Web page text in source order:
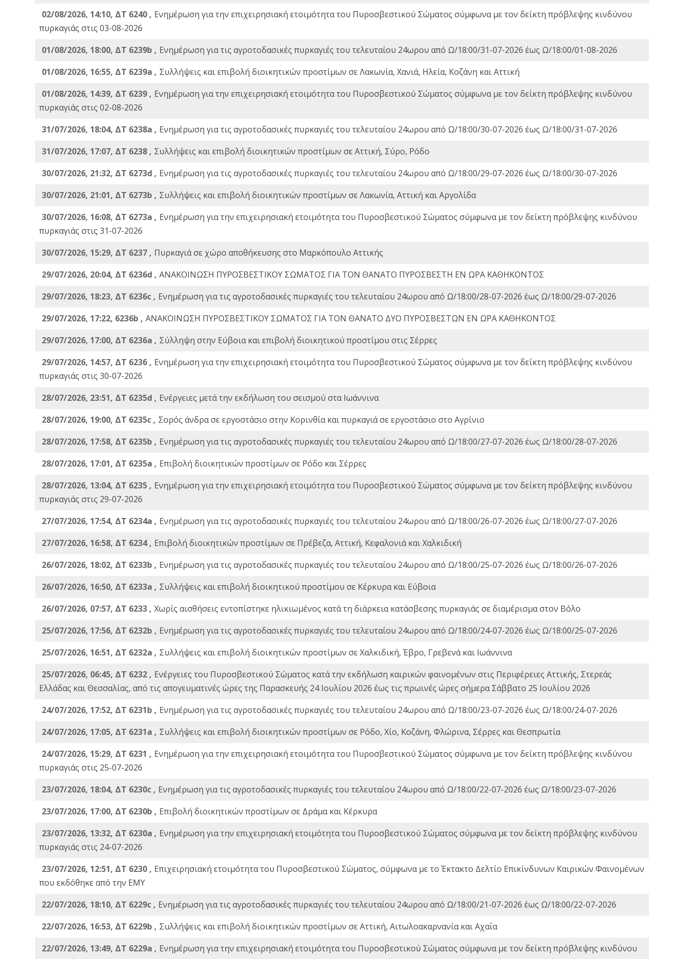
02/08/2026, 14:10, ΔΤ 6240 , Ενημέρωση για την επιχειρησιακή ετοιμότητα του Πυροσβεστικού Σώματος σύμφωνα με τον δείκτη πρόβλεψης κινδύνου
πυρκαγιάς στις 03-08-2026
01/08/2026, 18:00, ΔΤ 6239b , Ενημέρωση για τις αγροτοδασικές πυρκαγιές του τελευταίου 24ωρου από Ω/18:00/31-07-2026 έως Ω/18:00/01-08-2026
01/08/2026, 16:55, ΔΤ 6239a , Συλλήψεις και επιβολή διοικητικών προστίμων σε Λακωνία, Χανιά, Ηλεία, Κοζάνη και Αττική
01/08/2026, 14:39, ΔΤ 6239 , Ενημέρωση για την επιχειρησιακή ετοιμότητα του Πυροσβεστικού Σώματος σύμφωνα με τον δείκτη πρόβλεψης κινδύνου
πυρκαγιάς στις 02-08-2026
31/07/2026, 18:04, ΔΤ 6238a , Ενημέρωση για τις αγροτοδασικές πυρκαγιές του τελευταίου 24ωρου από Ω/18:00/30-07-2026 έως Ω/18:00/31-07-2026
31/07/2026, 17:07, ΔΤ 6238 , Συλλήψεις και επιβολή διοικητικών προστίμων σε Αττική, Σύρο, Ρόδο
30/07/2026, 21:32, ΔΤ 6273d , Ενημέρωση για τις αγροτοδασικές πυρκαγιές του τελευταίου 24ωρου από Ω/18:00/29-07-2026 έως Ω/18:00/30-07-2026
30/07/2026, 21:01, ΔΤ 6273b , Συλλήψεις και επιβολή διοικητικών προστίμων σε Λακωνία, Αττική και Αργολίδα
30/07/2026, 16:08, ΔΤ 6273a , Ενημέρωση για την επιχειρησιακή ετοιμότητα του Πυροσβεστικού Σώματος σύμφωνα με τον δείκτη πρόβλεψης κινδύνου
πυρκαγιάς στις 31-07-2026
30/07/2026, 15:29, ΔΤ 6237 , Πυρκαγιά σε χώρο αποθήκευσης στο Μαρκόπουλο Αττικής
29/07/2026, 20:04, ΔΤ 6236d , ΑΝΑΚΟΙΝΩΣΗ ΠΥΡΟΣΒΕΣΤΙΚΟΥ ΣΩΜΑΤΟΣ ΓΙΑ ΤΟΝ ΘΑΝΑΤΟ ΠΥΡΟΣΒΕΣΤΗ ΕΝ ΩΡΑ ΚΑΘΗΚΟΝΤΟΣ
29/07/2026, 18:23, ΔΤ 6236c , Ενημέρωση για τις αγροτοδασικές πυρκαγιές του τελευταίου 24ωρου από Ω/18:00/28-07-2026 έως Ω/18:00/29-07-2026
29/07/2026, 17:22, 6236b , ΑΝΑΚΟΙΝΩΣΗ ΠΥΡΟΣΒΕΣΤΙΚΟΥ ΣΩΜΑΤΟΣ ΓΙΑ ΤΟΝ ΘΑΝΑΤΟ ΔΥΟ ΠΥΡΟΣΒΕΣΤΩΝ ΕΝ ΩΡΑ ΚΑΘΗΚΟΝΤΟΣ
29/07/2026, 17:00, ΔΤ 6236a , Σύλληψη στην Εύβοια και επιβολή διοικητικού προστίμου στις Σέρρες
29/07/2026, 14:57, ΔΤ 6236 , Ενημέρωση για την επιχειρησιακή ετοιμότητα του Πυροσβεστικού Σώματος σύμφωνα με τον δείκτη πρόβλεψης κινδύνου
πυρκαγιάς στις 30-07-2026
28/07/2026, 23:51, ΔΤ 6235d , Ενέργειες μετά την εκδήλωση του σεισμού στα Ιωάννινα
28/07/2026, 19:00, ΔΤ 6235c , Σορός άνδρα σε εργοστάσιο στην Κορινθία και πυρκαγιά σε εργοστάσιο στο Αγρίνιο
28/07/2026, 17:58, ΔΤ 6235b , Ενημέρωση για τις αγροτοδασικές πυρκαγιές του τελευταίου 24ωρου από Ω/18:00/27-07-2026 έως Ω/18:00/28-07-2026
28/07/2026, 17:01, ΔΤ 6235a , Eπιβολή διοικητικών προστίμων σε Ρόδο και Σέρρες
28/07/2026, 13:04, ΔΤ 6235 , Ενημέρωση για την επιχειρησιακή ετοιμότητα του Πυροσβεστικού Σώματος σύμφωνα με τον δείκτη πρόβλεψης κινδύνου
πυρκαγιάς στις 29-07-2026
27/07/2026, 17:54, ΔΤ 6234a , Ενημέρωση για τις αγροτοδασικές πυρκαγιές του τελευταίου 24ωρου από Ω/18:00/26-07-2026 έως Ω/18:00/27-07-2026
27/07/2026, 16:58, ΔΤ 6234 , Eπιβολή διοικητικών προστίμων σε Πρέβεζα, Αττική, Κεφαλονιά και Χαλκιδική
26/07/2026, 18:02, ΔΤ 6233b , Ενημέρωση για τις αγροτοδασικές πυρκαγιές του τελευταίου 24ωρου από Ω/18:00/25-07-2026 έως Ω/18:00/26-07-2026
26/07/2026, 16:50, ΔΤ 6233a , Συλλήψεις και επιβολή διοικητικού προστίμου σε Κέρκυρα και Εύβοια
26/07/2026, 07:57, ΔΤ 6233 , Χωρίς αισθήσεις εντοπίστηκε ηλικιωμένος κατά τη διάρκεια κατάσβεσης πυρκαγιάς σε διαμέρισμα στον Βόλο
25/07/2026, 17:56, ΔΤ 6232b , Ενημέρωση για τις αγροτοδασικές πυρκαγιές του τελευταίου 24ωρου από Ω/18:00/24-07-2026 έως Ω/18:00/25-07-2026
25/07/2026, 16:51, ΔΤ 6232a , Συλλήψεις και επιβολή διοικητικών προστίμων σε Χαλκιδική, Έβρο, Γρεβενά και Ιωάννινα
25/07/2026, 06:45, ΔΤ 6232 , Ενέργειες του Πυροσβεστικού Σώματος κατά την εκδήλωση καιρικών φαινομένων στις Περιφέρειες Αττικής, Στερεάς
Ελλάδας και Θεσσαλίας, από τις απογευματινές ώρες της Παρασκευής 24 Ιουλίου 2026 έως τις πρωινές ώρες σήμερα Σάββατο 25 Ιουλίου 2026
24/07/2026, 17:52, ΔΤ 6231b , Ενημέρωση για τις αγροτοδασικές πυρκαγιές του τελευταίου 24ωρου από Ω/18:00/23-07-2026 έως Ω/18:00/24-07-2026
24/07/2026, 17:05, ΔΤ 6231a , Συλλήψεις και επιβολή διοικητικών προστίμων σε Ρόδο, Χίο, Κοζάνη, Φλώρινα, Σέρρες και Θεσπρωτία
24/07/2026, 15:29, ΔΤ 6231 , Ενημέρωση για την επιχειρησιακή ετοιμότητα του Πυροσβεστικού Σώματος σύμφωνα με τον δείκτη πρόβλεψης κινδύνου
πυρκαγιάς στις 25-07-2026
23/07/2026, 18:04, ΔΤ 6230c , Ενημέρωση για τις αγροτοδασικές πυρκαγιές του τελευταίου 24ωρου από Ω/18:00/22-07-2026 έως Ω/18:00/23-07-2026
23/07/2026, 17:00, ΔΤ 6230b , Επιβολή διοικητικών προστίμων σε Δράμα και Κέρκυρα
23/07/2026, 13:32, ΔΤ 6230a , Ενημέρωση για την επιχειρησιακή ετοιμότητα του Πυροσβεστικού Σώματος σύμφωνα με τον δείκτη πρόβλεψης κινδύνου
πυρκαγιάς στις 24-07-2026
23/07/2026, 12:51, ΔΤ 6230 , Επιχειρησιακή ετοιμότητα του Πυροσβεστικού Σώματος, σύμφωνα με το Έκτακτο Δελτίο Επικίνδυνων Καιρικών Φαινομένων
που εκδόθηκε από την ΕΜΥ
22/07/2026, 18:10, ΔΤ 6229c , Ενημέρωση για τις αγροτοδασικές πυρκαγιές του τελευταίου 24ωρου από Ω/18:00/21-07-2026 έως Ω/18:00/22-07-2026
22/07/2026, 16:53, ΔΤ 6229b , Σuλλήψεις και επιβολή διοικητικών προστίμων σε Αττική, Αιτωλοακαρνανία και Αχαΐα
22/07/2026, 13:49, ΔΤ 6229a , Ενημέρωση για την επιχειρησιακή ετοιμότητα του Πυροσβεστικού Σώματος σύμφωνα με τον δείκτη πρόβλεψης κινδύνου